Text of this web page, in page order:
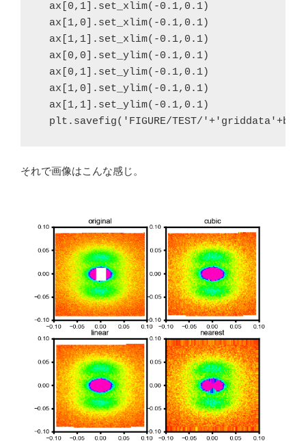
  ax[0,1].set_xlim(-0.1,0.1)
  ax[1,0].set_xlim(-0.1,0.1)
  ax[1,1].set_xlim(-0.1,0.1)
  ax[0,0].set_ylim(-0.1,0.1)
  ax[1,1].set_ylim(-0.1,0.1)
plt.savefig('FIGURE/TEST/
それで画像はこんな感じ。